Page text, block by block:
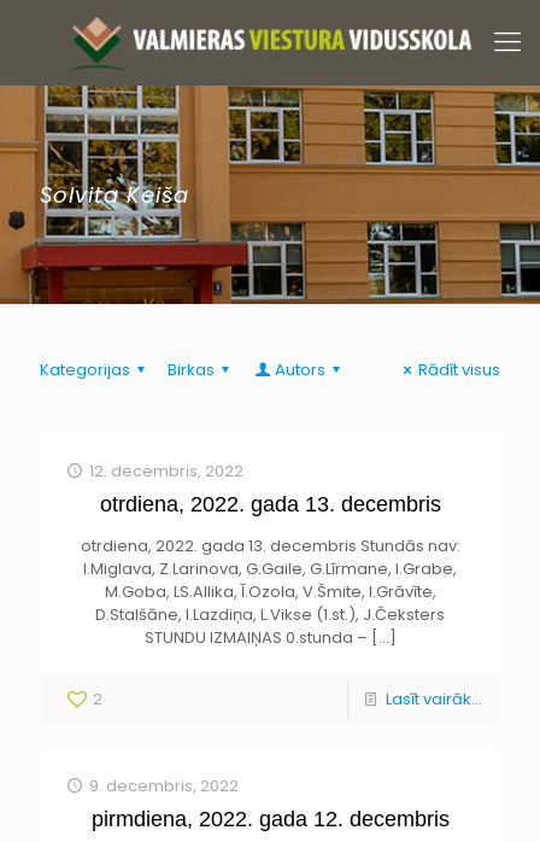
Solvita Keiša
Kategorijas Birkas Autors Rādīt visus
12. decembris, 2022
otrdiena, 2022. gada 13. decembris
otrdiena, 2022. gada 13. decembris Stundās nav:
I.Miglava, Z.Larinova, G.Gaile, G.Līrmane, I.Grabe,
M.Goba, LS.Allika, Ī.Ozola, V.Šmite, I.Grāvīte,
D.Stalšāne, I.Lazdiņa, L.Vikse (1.st.), J.Čeksters
STUNDU IZMAIŅAS 0.stunda – […]
2 Lasīt vairāk...
9. decembris, 2022
pirmdiena, 2022. gada 12. decembris